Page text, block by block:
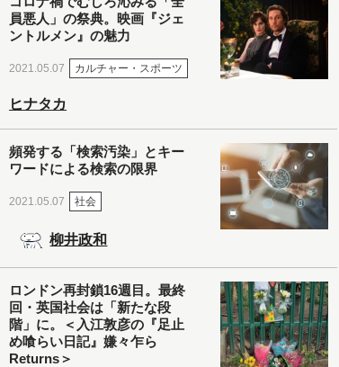
員悪人」の祭典。映画『ジェ
ントルメン』の魅力
2021.05.07 カルチャー・スポーツ
ヒナタカ
頻発する「検索汚染」とキー
ワードによる検索の限界
2021.05.07 社会
柳井政和
ロンドン再封鎖16週目。最終
回・英国社会は「新たな段
階」に。＜入江敦彦の『足止
め喰らい日記』嫌々乍ら
Returns＞